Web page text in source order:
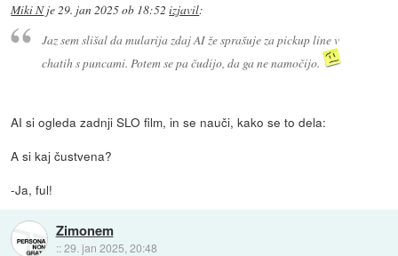
Miki Nje29. jan 2025 ob 18:52 izjavil:
Jaz sem slišal da mularija zdaj AI že sprašuje za pickup line v
chatih s puncami. Potem se pa čudijo, da ga ne namočijo.
AI si ogleda zadnji SLO film, in se nauči, kako se to dela:
A si kaj čustvena?
-Ja, ful!
Zimonem
::29. jan 2025, 20:48